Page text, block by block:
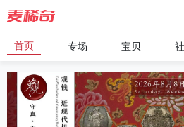
首页 专场 宝贝